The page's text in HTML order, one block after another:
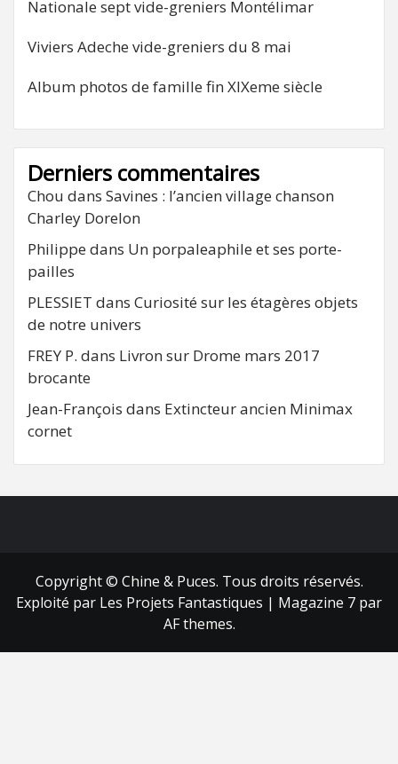
Nationale sept vide-greniers Montélimar
Viviers Adeche vide-greniers du 8 mai
Album photos de famille fin XIXeme siècle
Derniers commentaires
Chou dans Savines : l’ancien village chanson
Charley Dorelon
Philippe dans Un porpaleaphile et ses porte-
pailles
PLESSIET dans Curiosité sur les étagères objets
de notre univers
FREY P. dans Livron sur Drome mars 2017
brocante
Jean-François dans Extincteur ancien Minimax
cornet
Copyright © Chine & Puces. Tous droits réservés.
Exploité par Les Projets Fantastiques | Magazine 7 par
AF themes.